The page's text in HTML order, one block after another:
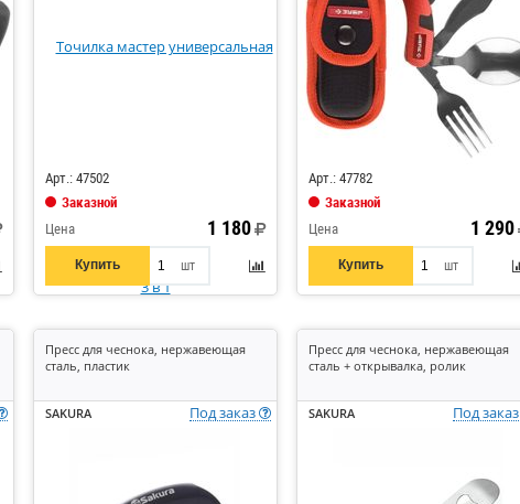
Арт.: 47502
Заказной
Цена
1 180
Купить шт
Код: 548239
Арт.: 47782
Заказной
Цена
1 290
Купить шт
Пресс для чеснока, нержавеющая
сталь, пластик
SAKURA Под заказ
Пресс для чеснока, нержавеющая
сталь + открывалка, ролик
SAKURA Под заказ